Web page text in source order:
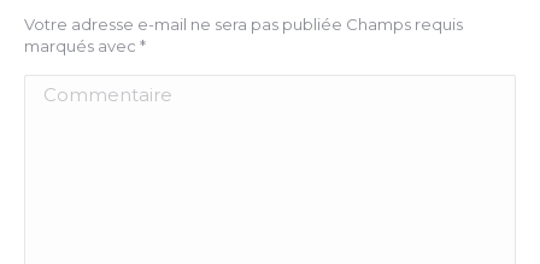
Votre adresse e-mail ne sera pas publiée Champs requis
marqués avec *
Commentaire